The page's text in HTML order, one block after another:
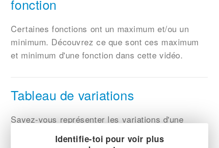
fonction
Certaines fonctions ont un maximum et/ou un
minimum. Découvrez ce que sont ces maximum
et minimum d'une fonction dans cette vidéo.
Tableau de variations
Savez-vous représenter les variations d'une
montre comment faire dans cette vidéo.
Identifie-toi pour voir plus